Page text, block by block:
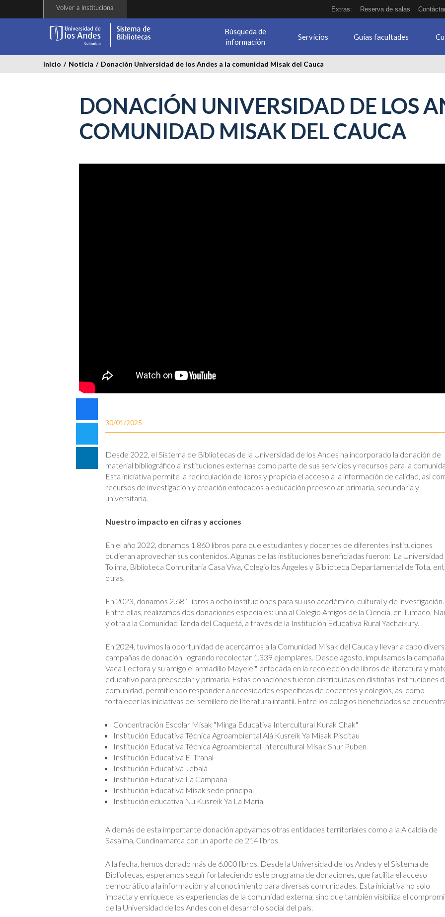
Volver a Institucional Extras: Reserva de salas
Búsqueda de
información
Servicios Guías facultades
Inicio / Noticia / Donación Universidad de los Andes a la comunidad Misak del Cauca
DONACIÓN UNIVERSIDAD DE LOS
COMUNIDAD MISAK DEL CAUCA
30/01/2025
Desde 2022, el Sistema de Bibliotecas de la Universidad de los Andes ha incorporado la donación de
material bibliográfico a instituciones externas como parte de sus servicios y recursos para la
Esta iniciativa permite la recirculación de libros y propicia el acceso a la información de calidad, así
recursos de investigación y creación enfocados a educación preescolar, primaria, secundaria y
universitaria.
Nuestro impacto en cifras y acciones
En el año 2022, donamos 1.860 libros para que estudiantes y docentes de diferentes instituciones
pudieran aprovechar sus contenidos. Algunas de las instituciones beneficiadas fueron: La
Tolima, Biblioteca Comunitaria Casa Viva, Colegio los Ángeles y Biblioteca Departamental de Tota,
otras.
En 2023, donamos 2.681 libros a ocho instituciones para su uso académico, cultural y de investigación.
Entre ellas, realizamos dos donaciones especiales: una al Colegio Amigos de la Ciencia, en Tumaco,
y otra a la Comunidad Tanda del Caquetá, a través de la Institución Educativa Rural Yachaikury.
En 2024, tuvimos la oportunidad de acercarnos a la Comunidad Misak del Cauca y llevar a cabo
campañas de donación, logrando recolectar 1.339 ejemplares. Desde agosto, impulsamos la
Vaca Lectora y su amigo el armadillo Mayelei", enfocada en la recolección de libros de literatura y
educativo para preescolar y primaria. Estas donaciones fueron distribuidas en distintas instituciones
comunidad, permitiendo responder a necesidades específicas de docentes y colegios, así como
fortalecer las iniciativas del semillero de literatura infantil. Entre los colegios beneficiados se
Concentración Escolar Misak "Minga Educativa Intercultural Kurak Chak"
Institución Educativa Técnica Agroambiental Alá Kusreik Ya Misak Piscitau
Institución Educativa Técnica Agroambiental Intercultural Misak Shur Puben
Institución Educativa El Tranal
Institución Educativa Jebalá
Institución Educativa La Campana
Institución Educativa Misak sede principal
Institución educativa Nu Kusreik Ya La Maria
A demás de esta importante donación apoyamos otras entidades territoriales como a la Alcaldía de
Sasaima, Cundinamarca con un aporte de 214 libros.
A la fecha, hemos donado más de 6.000 libros. Desde la Universidad de los Andes y el Sistema de
Bibliotecas, esperamos seguir fortaleciendo este programa de donaciones, que facilita el acceso
democrático a la información y al conocimiento para diversas comunidades. Esta iniciativa no solo
impacta y enriquece las experiencias de la comunidad externa, sino que también visibiliza el
de la Universidad de los Andes con el desarrollo social del país.